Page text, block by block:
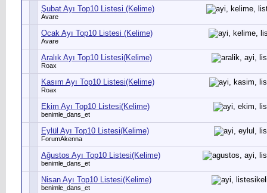
Şubat Ayı Top10 Listesi (Kelime)
Avare
Ocak Ayı Top10 Listesi (Kelime)
Avare
Aralık Ayı Top10 Listesi(Kelime)
Roax
Kasım Ayı Top10 Listesi(Kelime)
Roax
Ekim Ayı Top10 Listesi(Kelime)
benimle_dans_et
Eylül Ayı Top10 Listesi(Kelime)
ForumAkenna
Ağustos Ayı Top10 Listesi(Kelime)
benimle_dans_et
Nisan Ayı Top10 Listesi(Kelime)
benimle_dans_et